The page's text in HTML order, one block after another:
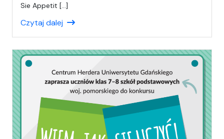
a
C
Sie Appetit […]
Czytaj dalej